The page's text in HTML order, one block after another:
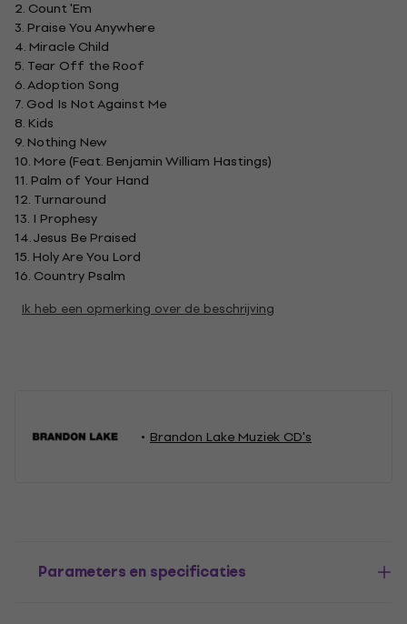
2. Count 'Em
3. Praise You Anywhere
4. Miracle Child
5. Tear Off the Roof
6. Adoption Song
7. God Is Not Against Me
8. Kids
9. Nothing New
10. More (Feat. Benjamin William Hastings)
11. Palm of Your Hand
12. Turnaround
13. I Prophesy
14. Jesus Be Praised
15. Holy Are You Lord
16. Country Psalm
Ik heb een opmerking over de beschrijving
Brandon Lake Muziek CD's
Parameters en specificaties